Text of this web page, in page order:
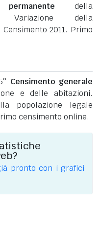
della
Variazione della
2011. Primo
Censimento generale
e delle abitazioni.
popolazione legale
censimento online.
pronto con i grafici